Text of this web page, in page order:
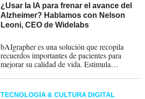
¿Usar la IA para frenar el avance del
Alzheimer? Hablamos con Nelson
Leoni, CEO de Widelabs
bAIgrapher es una solución que recopila
recuerdos importantes de pacientes para
mejorar su calidad de vida. Estimula
TECNOLOGÍA & CULTURA DIGITAL